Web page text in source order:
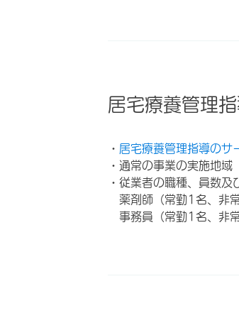
居宅療養管理
・ 居宅療養管理指導のサ
・通常の事業の実施地
・従業者の職種、員数及
薬剤師（常勤1名、非
事務員（常勤1名、非